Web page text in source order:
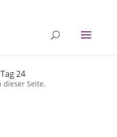
24
dieser Seite.